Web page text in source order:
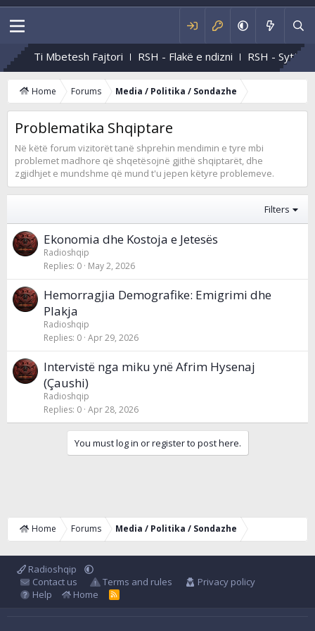
Ti Mbetesh Fajtori RSH - Flakë e ndizni RSH - Sytë e
Home Forums Media / Politika / Sondazhe
Problematika Shqiptare
Në këtë forum vizitorët tanë shprehin mendimin e tyre mbi
problemet madhore që shqetësojnë gjithë shqiptarët, dhe
zgjidhjet e mundshme që mund t'u jepen këtyre problemeve.
Filters
Ekonomia dhe Kostoja e Jetesës
Radioshqip
Replies 0 May 2, 2026
Hemorragjia Demografike: Emigrimi dhe
Plakja
Radioshqip
Replies 0 Apr 29, 2026
Intervistë nga miku ynë Afrim Hysenaj
(Çaushi)
Radioshqip
Replies 0 Apr 28, 2026
You must log in or register to post here.
Home Forums Media / Politika / Sondazhe
Radioshqip
Contact us
Terms and rules
Privacy policy
Help
Home
R